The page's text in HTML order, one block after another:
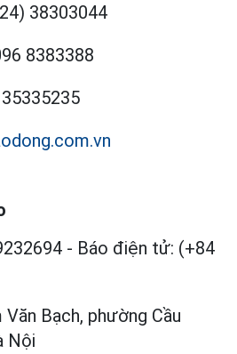
38303044
8383388
- Báo điện tử: (+84
Bạch, phường Cầu
Nội